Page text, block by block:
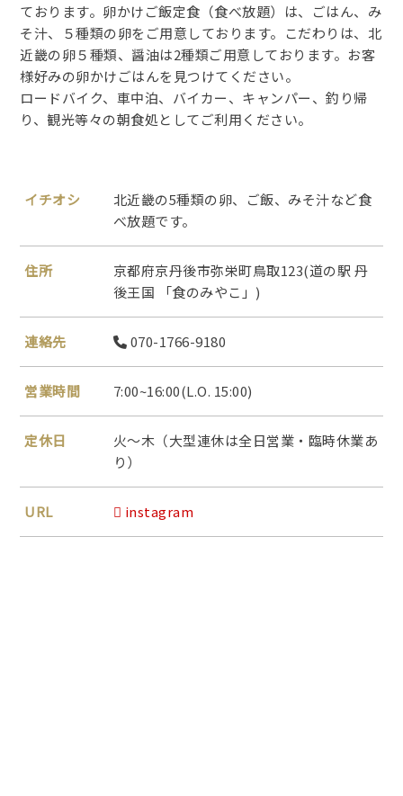
ております。卵かけご飯定食（食べ放題）は、ごはん、み
そ汁、５種類の卵をご用意しております。こだわりは、北
近畿の卵５種類、醤油は2種類ご用意しております。お客
様好みの卵かけごはんを見つけてください。
ロードバイク、車中泊、バイカー、キャンパー、釣り帰
り、観光等々の朝食処としてご利用ください。
イチオシ
北近畿の5種類の卵、ご飯、みそ汁など食
べ放題です。
住所
京都府京丹後市弥栄町鳥取123(道の駅 丹
後王国 「食のみやこ」)
連絡先 070-1766-9180
営業時間 7:00~16:00(L.O. 15:00)
定休日
火～木（大型連休は全日営業・臨時休業あ
り）
URL instagram